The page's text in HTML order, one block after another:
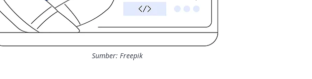
Sumber: Freepik